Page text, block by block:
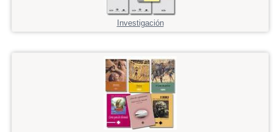
Investigación